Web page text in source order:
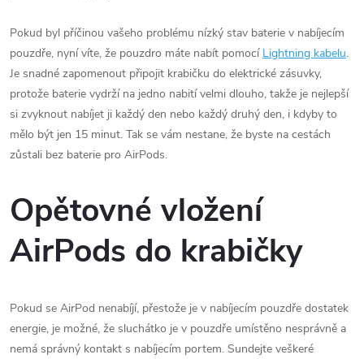
Pokud byl příčinou vašeho problému nízký stav baterie v nabíjecím
pouzdře, nyní víte, že pouzdro máte nabít pomocí Lightning kabelu.
Je snadné zapomenout připojit krabičku do elektrické zásuvky,
protože baterie vydrží na jedno nabití velmi dlouho, takže je nejlepší
si zvyknout nabíjet ji každý den nebo každý druhý den, i kdyby to
mělo být jen 15 minut. Tak se vám nestane, že byste na cestách
zůstali bez baterie pro AirPods.
Opětovné vložení
AirPods do krabičky
Pokud se AirPod nenabíjí, přestože je v nabíjecím pouzdře dostatek
energie, je možné, že sluchátko je v pouzdře umístěno nesprávně a
nemá správný kontakt s nabíjecím portem. Sundejte veškeré